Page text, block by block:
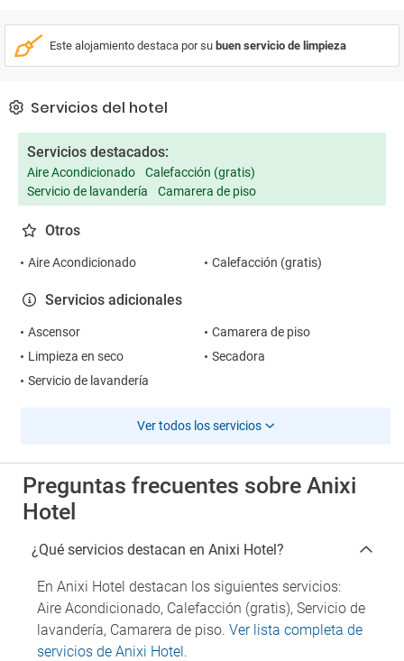
Este alojamiento destaca por su buen servicio de limpieza
Servicios del hotel
Servicios destacados:
Aire Acondicionado
Calefacción (gratis)
Servicio de lavandería
Camarera de piso
Otros
Aire Acondicionado Calefacción (gratis)
Servicios adicionales
Ascensor
Camarera de piso
Limpieza en seco
Secadora
Servicio de lavandería
Ver todos los servicios
Preguntas frecuentes sobre Anixi
Hotel
¿Qué servicios destacan en Anixi Hotel?
En Anixi Hotel destacan los siguientes servicios:
Aire Acondicionado, Calefacción (gratis), Servicio de
lavandería, Camarera de piso. Ver lista completa de
servicios de Anixi Hotel.